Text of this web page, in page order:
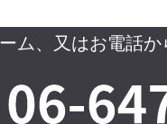
ム、又はお電話